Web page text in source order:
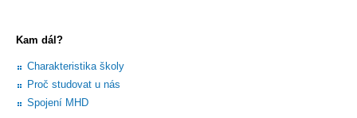
Kam dál?
Charakteristika školy
Proč studovat u nás
Spojení MHD